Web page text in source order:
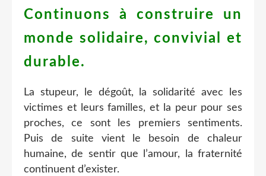
Continuons à construire un
monde solidaire, convivial et
durable.
La stupeur, le dégoût, la solidarité avec les
victimes et leurs familles, et la peur pour ses
proches, ce sont les premiers sentiments.
Puis de suite vient le besoin de chaleur
humaine, de sentir que l’amour, la fraternité
continuent d’exister.